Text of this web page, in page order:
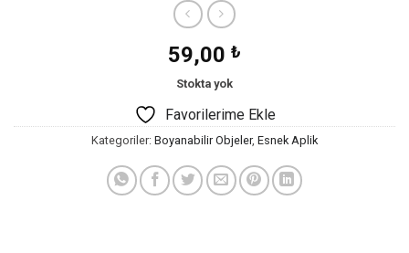
59,00 ₺
Stokta yok
Favorilerime Ekle
Kategoriler: Boyanabilir Objeler, Esnek Aplik